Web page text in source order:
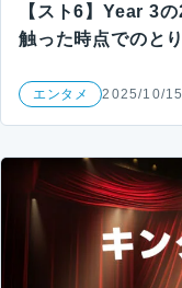
【スト6】Year 3
触った時点でのと
エンタメ 2025/10/15